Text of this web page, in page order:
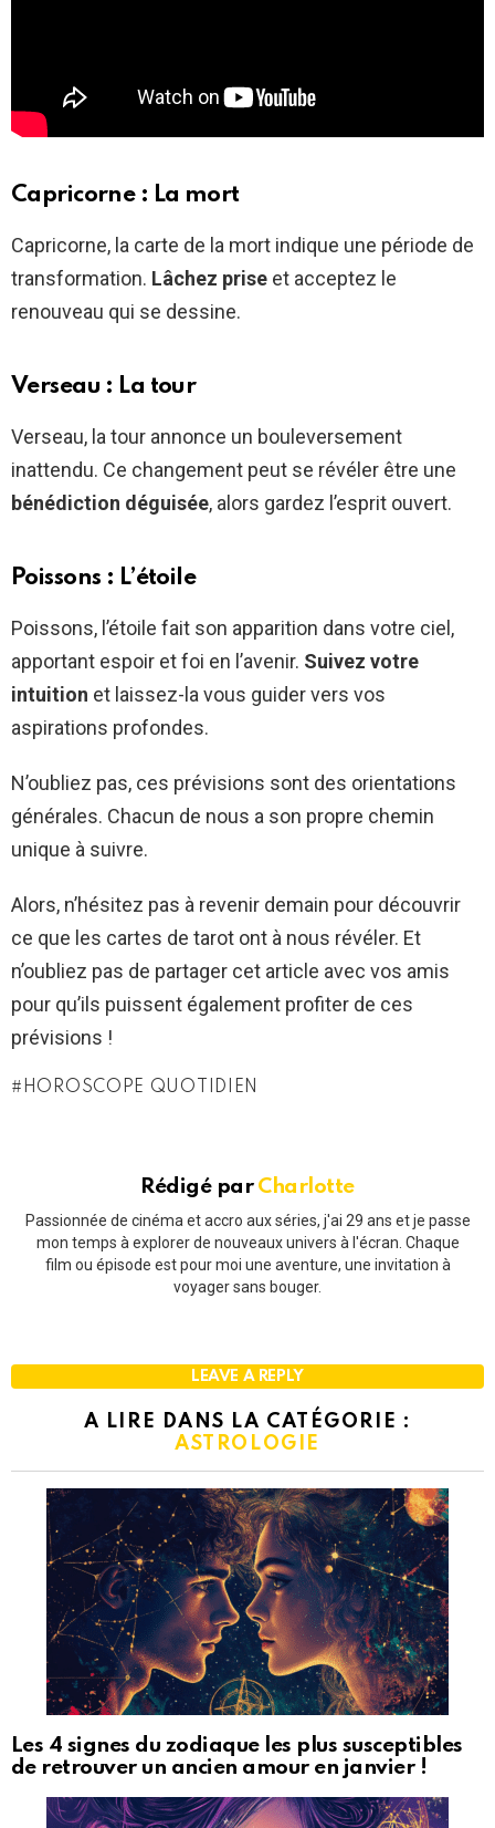
Capricorne : La mort
Capricorne, la carte de la mort indique une période de
transformation. Lâchez prise et acceptez le
renouveau qui se dessine.
Verseau : La tour
Verseau, la tour annonce un bouleversement
inattendu. Ce changement peut se révéler être une
bénédiction déguisée, alors gardez l’esprit ouvert.
Poissons : L’étoile
Poissons, l’étoile fait son apparition dans votre ciel,
apportant espoir et foi en l’avenir. Suivez votre
intuition et laissez-la vous guider vers vos
aspirations profondes.
N’oubliez pas, ces prévisions sont des orientations
générales. Chacun de nous a son propre chemin
unique à suivre.
Alors, n’hésitez pas à revenir demain pour découvrir
ce que les cartes de tarot ont à nous révéler. Et
n’oubliez pas de partager cet article avec vos amis
pour qu’ils puissent également profiter de ces
prévisions !
HOROSCOPE QUOTIDIEN
Rédigé par Charlotte
Passionnée de cinéma et accro aux séries, j'ai 29 ans et je passe
mon temps à explorer de nouveaux univers à l'écran. Chaque
film ou épisode est pour moi une aventure, une invitation à
voyager sans bouger.
LEAVE A REPLY
A LIRE DANS LA CATÉGORIE :
ASTROLOGIE
Les 4 signes du zodiaque les plus susceptibles
de retrouver un ancien amour en janvier !